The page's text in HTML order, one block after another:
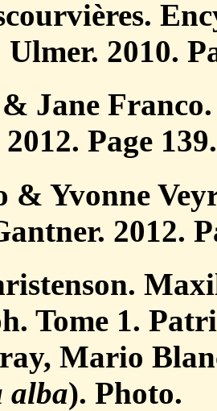
2010.
Jane
Page
& Yvonne
2012.
Tome 1.
Mario
). Photo.